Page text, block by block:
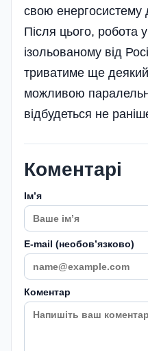
свою енергосистему
Після цього, робота
ізольованому від
триватиме ще
можливою
відбудеться не
Коментарі
Імʼя
E-mail (необовʼязково)
Коментар